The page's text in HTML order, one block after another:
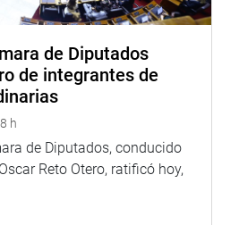
de Diputados
de integrantes de
h
de Diputados, conducido
Reto Otero, ratificó hoy,